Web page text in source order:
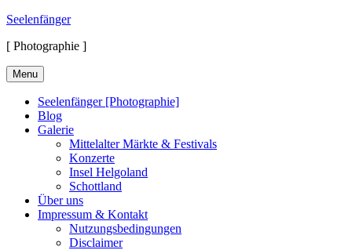
Skip
content
Seelenfänger
[ Photographie ]
Menu
Seelenfänger [Photographie]
Blog
Galerie
Mittelalter Märkte & Festivals
Konzerte
Insel Helgoland
Schottland
Über uns
Impressum & Kontakt
Nutzungsbedingungen
Disclaimer